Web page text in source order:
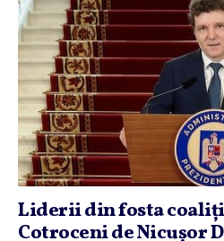
Liderii din fosta
Cotroceni de Nicuşor